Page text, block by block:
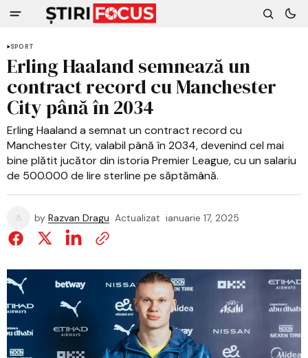
SPORT
Erling Haaland semnează un
contract record cu Manchester
City până în 2034
Erling Haaland a semnat un contract record cu
Manchester City, valabil până în 2034, devenind cel mai
bine plătit jucător din istoria Premier League, cu un salariu
de 500.000 de lire sterline pe săptămână.
by Razvan Dragu Actualizat ianuarie 17, 2025